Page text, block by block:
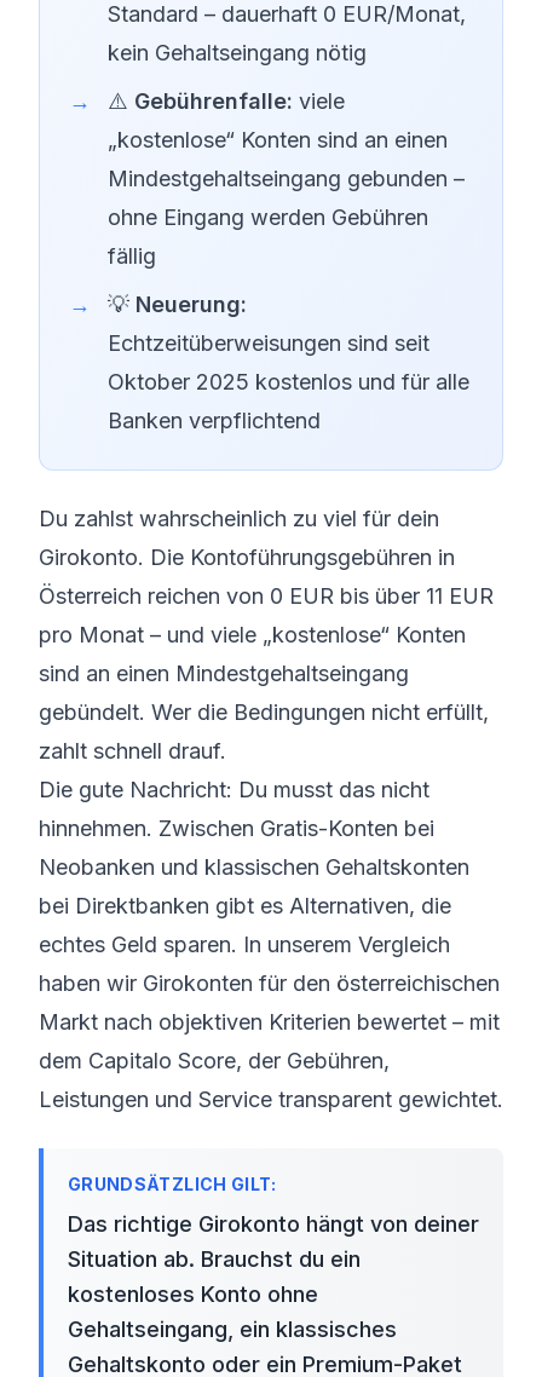
Standard – dauerhaft 0 EUR/Monat,
kein Gehaltseingang nötig
⚠️ Gebührenfalle: viele
„kostenlose“ Konten sind an einen
Mindestgehaltseingang gebunden –
ohne Eingang werden Gebühren
fällig
💡 Neuerung:
Echtzeitüberweisungen sind seit
Oktober 2025 kostenlos und für alle
Banken verpflichtend
Du zahlst wahrscheinlich zu viel für dein
Girokonto. Die Kontoführungsgebühren in
Österreich reichen von 0 EUR bis über 11 EUR
pro Monat – und viele „kostenlose“ Konten
sind an einen Mindestgehaltseingang
gebündelt. Wer die Bedingungen nicht erfüllt,
zahlt schnell drauf.
Die gute Nachricht: Du musst das nicht
hinnehmen. Zwischen Gratis-Konten bei
Neobanken und klassischen Gehaltskonten
bei Direktbanken gibt es Alternativen, die
echtes Geld sparen. In unserem Vergleich
haben wir Girokonten für den österreichischen
Markt nach objektiven Kriterien bewertet – mit
dem Capitalo Score, der Gebühren,
Leistungen und Service transparent gewichtet.
Das richtige Girokonto hängt von deiner
Situation ab. Brauchst du ein
kostenloses Konto ohne
Gehaltseingang , ein klassisches
Gehaltskonto oder ein Premium-Paket